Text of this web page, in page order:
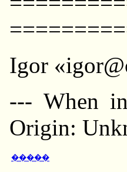
Igor
--- When
Origin:
�����